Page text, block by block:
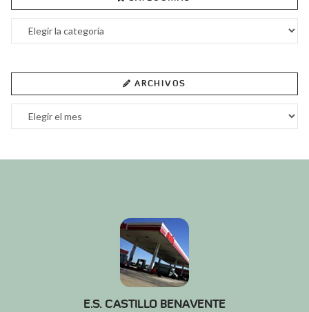
Categorías
ARCHIVOS
Archivos
E.S. CASTILLO BENAVENTE